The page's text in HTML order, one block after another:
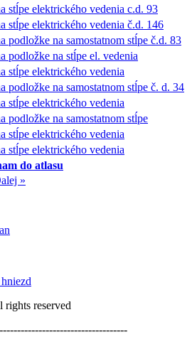
stĺpe elektrického vedenia c.d. 93
stĺpe elektrického vedenia č.d. 146
podložke na samostatnom stĺpe č.d. 83
podložke na stĺpe el. vedenia
stĺpe elektrického vedenia
podložke na samostatnom stĺpe č. d. 34
stĺpe elektrického vedenia
podložke na samostatnom stĺpe
stĺpe elektrického vedenia
stĺpe elektrického vedenia
do atlasu
»
rights reserved